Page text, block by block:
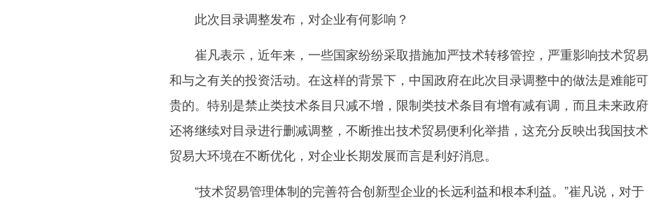
此次目录调整发布，对企业有何影响？
崔凡表示，近年来，一些国家纷纷采取措施加严技术转移管控，严重影响技术贸易
和与之有关的投资活动。在这样的背景下，中国政府在此次目录调整中的做法是难能可
贵的。特别是禁止类技术条目只减不增，限制类技术条目有增有减有调，而且未来政府
还将继续对目录进行删减调整，不断推出技术贸易便利化举措，这充分反映出我国技术
贸易大环境在不断优化，对企业长期发展而言是利好消息。
“技术贸易管理体制的完善符合创新型企业的长远利益和根本利益。”崔凡说，对于